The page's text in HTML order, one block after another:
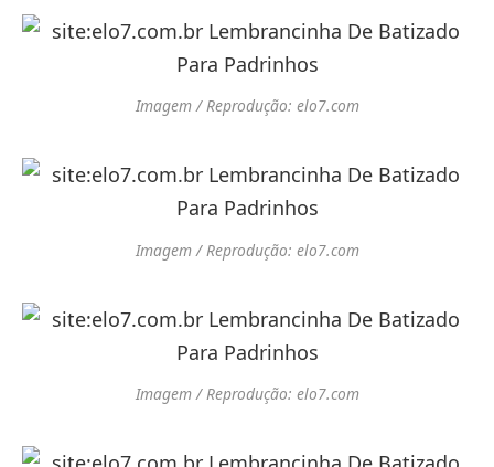
Imagem / Reprodução: elo7.com
Imagem / Reprodução: elo7.com
Imagem / Reprodução: elo7.com